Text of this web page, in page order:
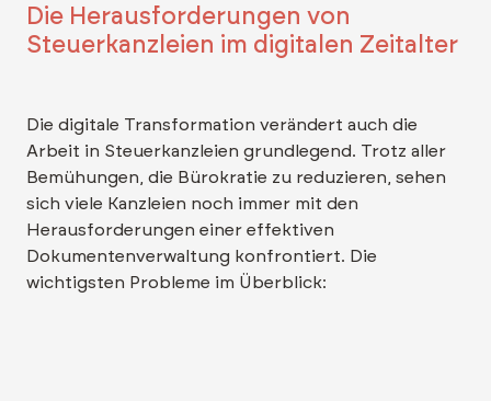
Die Herausforderungen von
Steuerkanzleien im digitalen Zeitalter
Die digitale Transformation verändert auch die
Arbeit in Steuerkanzleien grundlegend. Trotz aller
Bemühungen, die Bürokratie zu reduzieren, sehen
sich viele Kanzleien noch immer mit den
Herausforderungen einer effektiven
Dokumentenverwaltung konfrontiert. Die
wichtigsten Probleme im Überblick: